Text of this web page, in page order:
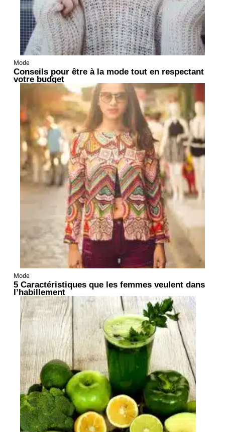
Mode
Conseils pour être à la mode tout en respectant
votre budget
Mode
5 Caractéristiques que les femmes veulent dans
l’habillement